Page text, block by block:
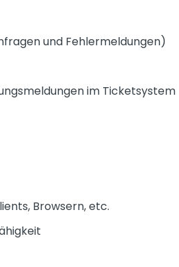
und Fehlermeldungen)
im Ticketsystem
Browsern, etc.